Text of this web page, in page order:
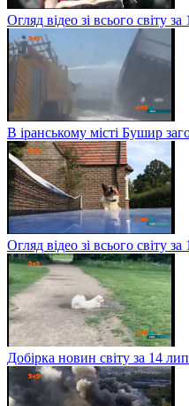
Огляд відео зі всього світу
В іранському місті Бушир
Огляд відео зі всього світу
Добірка новин світу за 14